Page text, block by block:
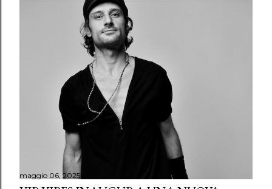
maggio 06, 2025